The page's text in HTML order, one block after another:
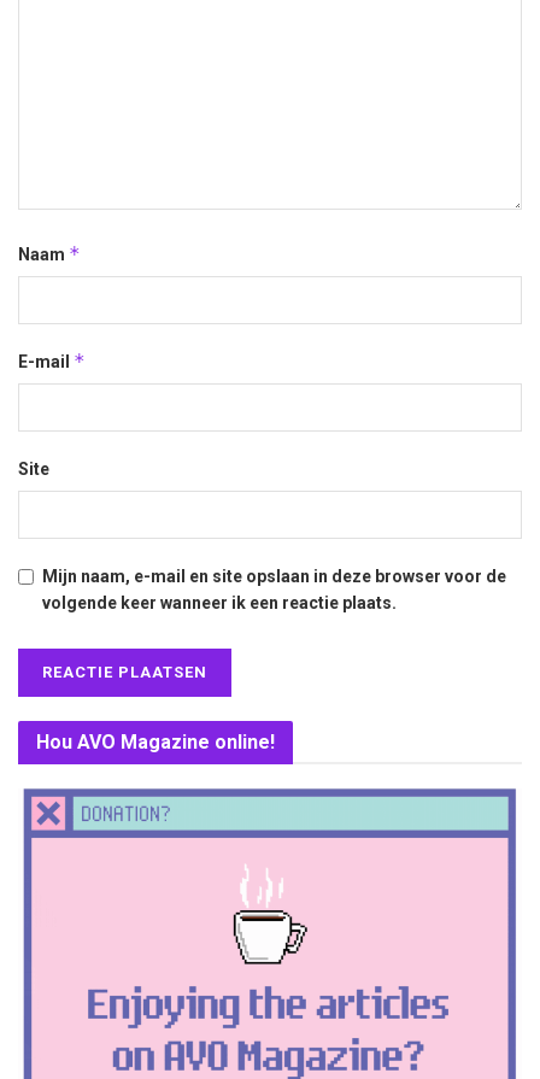
Naam *
E-mail *
Site
Mijn naam, e-mail en site opslaan in deze browser voor de
volgende keer wanneer ik een reactie plaats.
Hou AVO Magazine online!